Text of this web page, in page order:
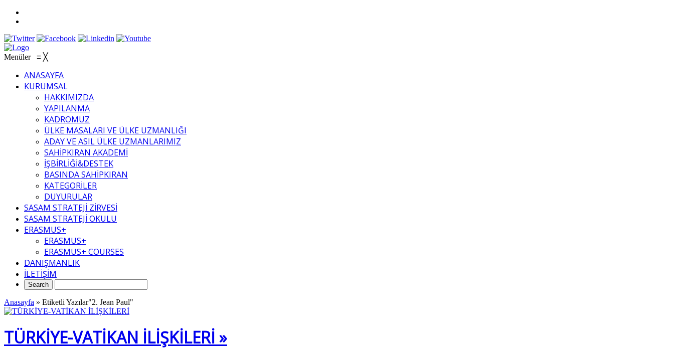
Menüler ≡ ╳
ANASAYFA
KURUMSAL
HAKKIMIZDA
YAPILANMA
KADROMUZ
ÜLKE MASALARI VE ÜLKE UZMANLIĞI
ADAY VE ASIL ÜLKE UZMANLARIMIZ
SAHİPKIRAN AKADEMİ
İŞBİRLİĞİ&DESTEK
BASINDA SAHİPKIRAN
KATEGORİLER
DUYURULAR
SASAM STRATEJİ ZİRVESİ
SASAM STRATEJİ OKULU
ERASMUS+
ERASMUS+
ERASMUS+ COURSES
DANIŞMANLIK
İLETİŞİM
Anasayfa » Etiketli Yazılar"2. Jean Paul"
TÜRKİYE-VATİKAN İLİŞKİLERİ »